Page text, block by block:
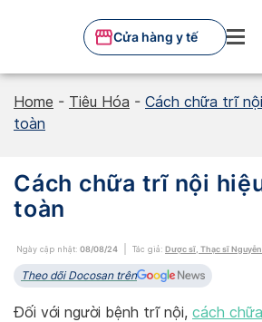
Cửa hàng y tế
Home - Tiêu Hóa - Cách chữa trĩ
toàn
Cách chữa trĩ nội
toàn
Ngày cập nhật: 08/08/24 Tác giả: Dược sĩ, Thạc sĩ Nguyễn
Theo dõi Docosan trên
Đối với người bệnh trĩ nội, cách